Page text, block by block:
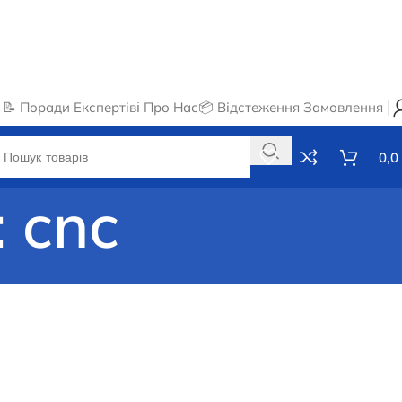
📝 Поради Експертівℹ️ Про Нас📦 Відстеження Замовлення
0,0
cnc